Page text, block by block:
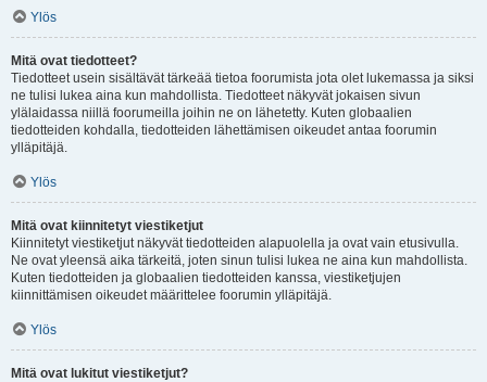
Ylös
Mitä ovat tiedotteet?
Tiedotteet usein sisältävät tärkeää tietoa foorumista jota olet lukemassa ja siksi
ne tulisi lukea aina kun mahdollista. Tiedotteet näkyvät jokaisen sivun
ylälaidassa niillä foorumeilla joihin ne on lähetetty. Kuten globaalien
tiedotteiden kohdalla, tiedotteiden lähettämisen oikeudet antaa foorumin
ylläpitäjä.
Ylös
Mitä ovat kiinnitetyt viestiketjut
Kiinnitetyt viestiketjut näkyvät tiedotteiden alapuolella ja ovat vain etusivulla.
Ne ovat yleensä aika tärkeitä, joten sinun tulisi lukea ne aina kun mahdollista.
Kuten tiedotteiden ja globaalien tiedotteiden kanssa, viestiketjujen
kiinnittämisen oikeudet määrittelee foorumin ylläpitäjä.
Ylös
Mitä ovat lukitut viestiketjut?